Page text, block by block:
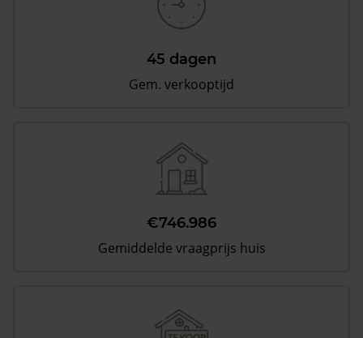
45 dagen
Gem. verkooptijd
€746.986
Gemiddelde vraagprijs huis